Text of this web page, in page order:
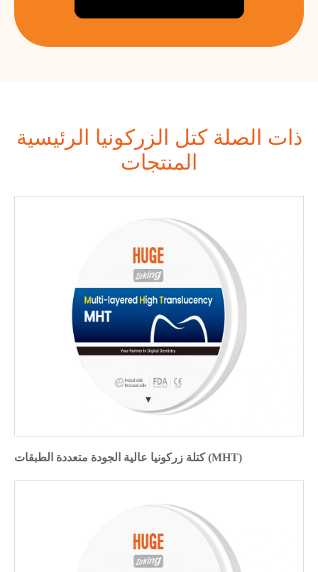
ذات الصلة كتل الزركونيا الرئيسية
المنتجات
كتلة زركونيا عالية الجودة متعددة الطبقات (MHT)